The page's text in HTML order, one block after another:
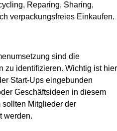
Reparing, Sharing,
verpackungsfreies Einkaufen.
sind die
zu identifizieren. Wichtig ist hier
Start-Ups eingebunden
Geschäftsideen in diesem
Mitglieder der
werden.